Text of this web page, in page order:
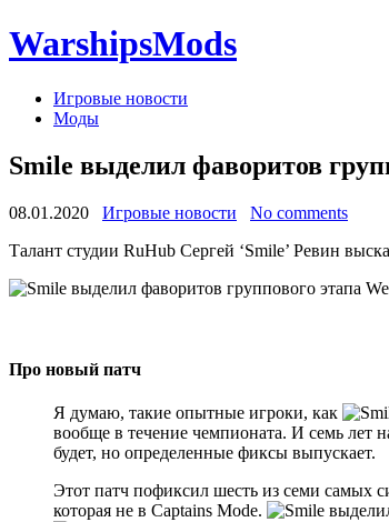
WarshipsMods
Игровые новости
Моды
Smile выделил фаворитов
08.01.2020 Игровые новости
No comments
Талант студии RuHub Сергей ‘Smile’ Ревин
Про новый патч
Я думаю, такие опытные игроки, как
вообще в течение чемпионата. И семь лет
будет, но определенные фиксы выпускает.
Этот патч пофиксил шесть из семи самых
которая не в Captains Mode.